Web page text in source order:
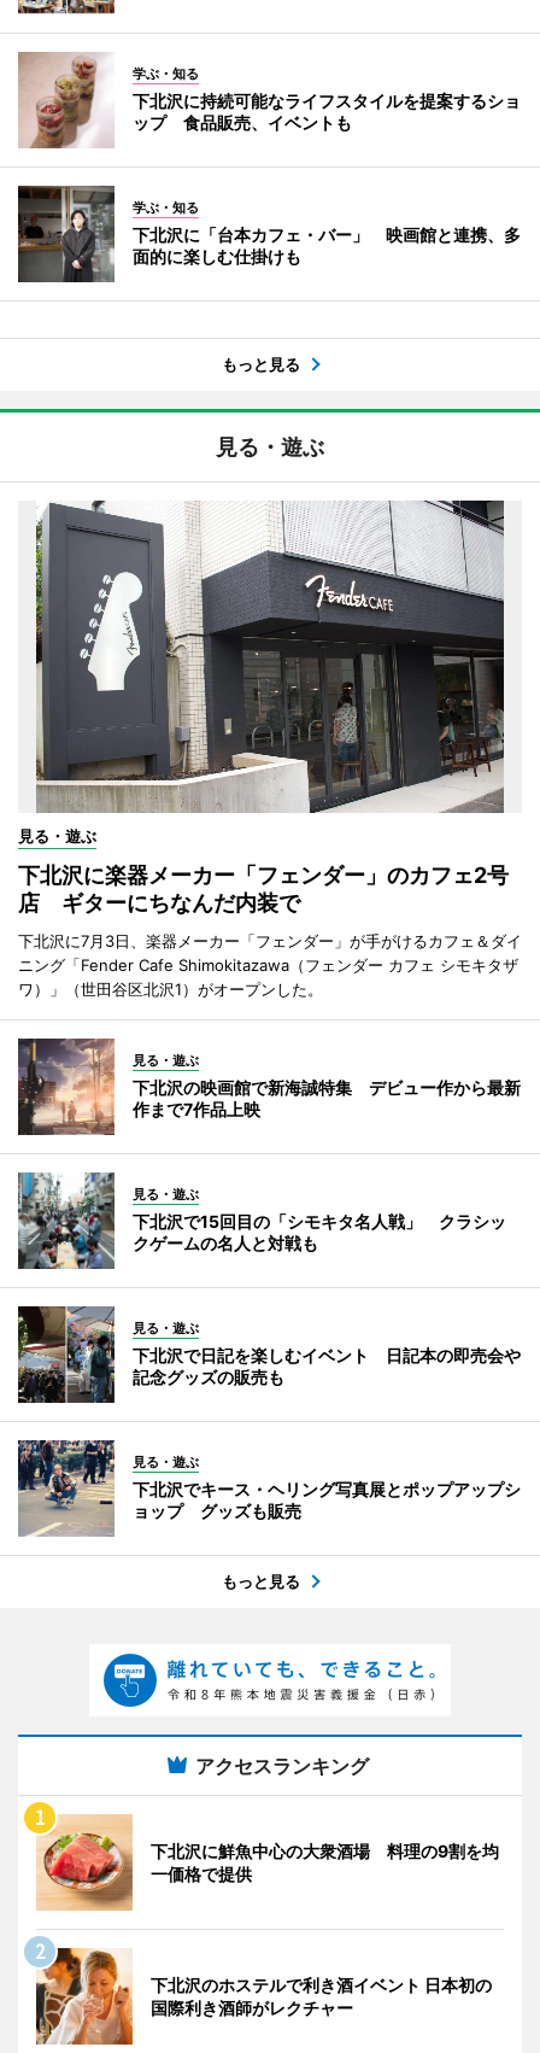
学ぶ・知る
下北沢に持続可能なライフスタイルを提案するショ
ップ 食品販売、イベントも
学ぶ・知る
下北沢に「台本カフェ・バー」 映画館と連携、多
面的に楽しむ仕掛けも
もっと見る
見る・遊ぶ
見る・遊ぶ
下北沢に楽器メーカー「フェンダー」のカフェ2号
店 ギターにちなんだ内装で
下北沢に7月3日、楽器メーカー「フェンダー」が手がけるカフェ＆ダイ
ニング「Fender Cafe Shimokitazawa（フェンダー カフェ シモキタザ
ワ）」（世田谷区北沢1）がオープンした。
見る・遊ぶ
下北沢の映画館で新海誠特集 デビュー作から最新
作まで7作品上映
見る・遊ぶ
下北沢で15回目の「シモキタ名人戦」 クラシッ
クゲームの名人と対戦も
見る・遊ぶ
下北沢で日記を楽しむイベント 日記本の即売会や
記念グッズの販売も
見る・遊ぶ
下北沢でキース・ヘリング写真展とポップアップシ
ョップ グッズも販売
もっと見る
アクセスランキング
下北沢に鮮魚中心の大衆酒場 料理の9割を均
一価格で提供
下北沢のホステルで利き酒イベント 日本初の
国際利き酒師がレクチャー